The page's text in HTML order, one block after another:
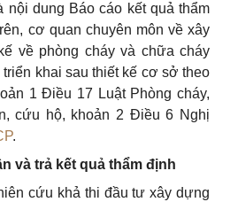
nội dung Báo cáo kết quả thẩm
cơ quan chuyên môn về xây
về phòng cháy và chữa cháy
khai sau thiết kế cơ sở theo
1 Điều 17 Luật Phòng cháy,
cứu hộ, khoản 2 Điều 6 Nghị
.
và trả kết quả thẩm định
cứu khả thi đầu tư xây dựng